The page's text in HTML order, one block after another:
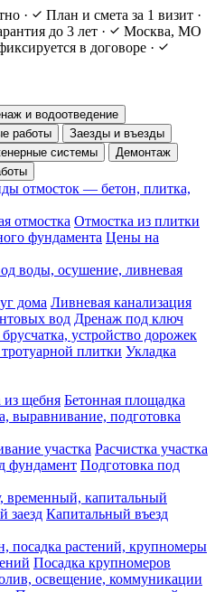
· План и смета за 1 визит ·
до 3 лет ·
Москва, МО
в договоре ·
и водоотведение
работы
Заезды и въезды
системы
Демонтаж
отмосток — бетон, плитка,
отмостка Отмостка из плитки
фундамента Цены на
воды, осушение, ливневая
дома Ливневая канализация
вод Дренаж под ключ
устройство дорожек
плитки Укладка
из щебня Бетонная площадка
выравнивание, подготовка
участка Расчистка участка
фундамент Подготовка под
временный, капитальный
заезд Капитальный въезд
посадка растений, крупномеры
Посадка крупномеров
освещение, коммуникации